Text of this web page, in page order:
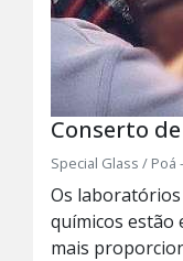
Conserto
Special Glass / Poá
Os
químicos estão
mais